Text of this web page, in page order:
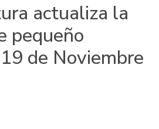
actualiza la
pequeño
de Noviembre